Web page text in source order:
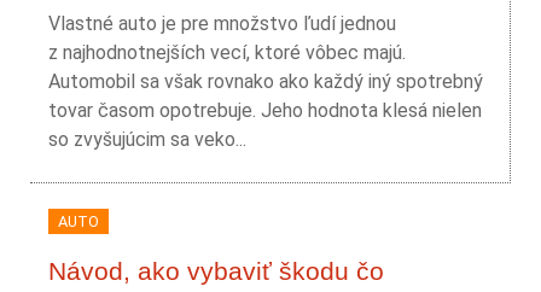
Vlastné auto je pre množstvo ľudí jednou
z najhodnotnejších vecí, ktoré vôbec majú.
Automobil sa však rovnako ako každý iný spotrebný
tovar časom opotrebuje. Jeho hodnota klesá nielen
so zvyšujúcim sa veko...
AUTO
Návod, ako vybaviť škodu čo